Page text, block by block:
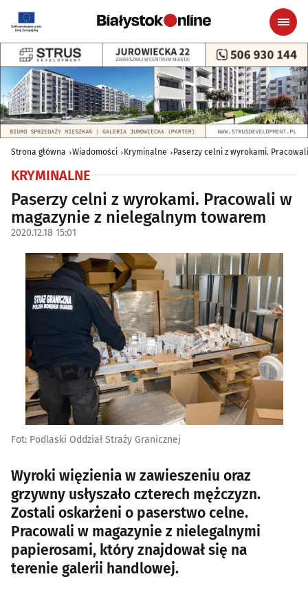
Strona główna Wiadomości Kryminalne Paserzy celni z wyrokami.
KRYMINALNE
Paserzy celni z wyrokami. Pracowali w
magazynie z nielegalnym towarem
2020.12.18 15:01
Fot: Podlaski Oddział Straży Granicznej
Wyroki więzienia w zawieszeniu oraz
grzywny usłyszało czterech mężczyzn.
Zostali oskarżeni o paserstwo celne.
Pracowali w magazynie z nielegalnymi
papierosami, który znajdował się na
terenie galerii handlowej.